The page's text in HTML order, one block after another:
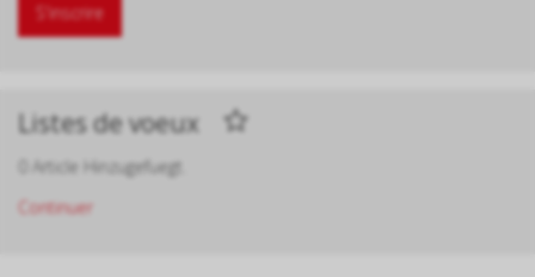
S'inscrire
Listes de voeux
0 Article Hinzugefuegt.
Continuer